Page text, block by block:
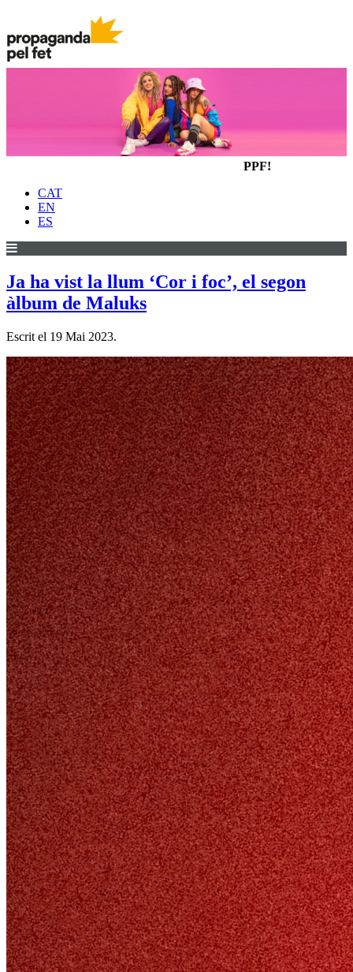
PPF!
CAT
EN
ES
Ja ha vist la llum ‘Cor i foc’, el segon
àlbum de Maluks
Escrit el 19 Mai 2023.